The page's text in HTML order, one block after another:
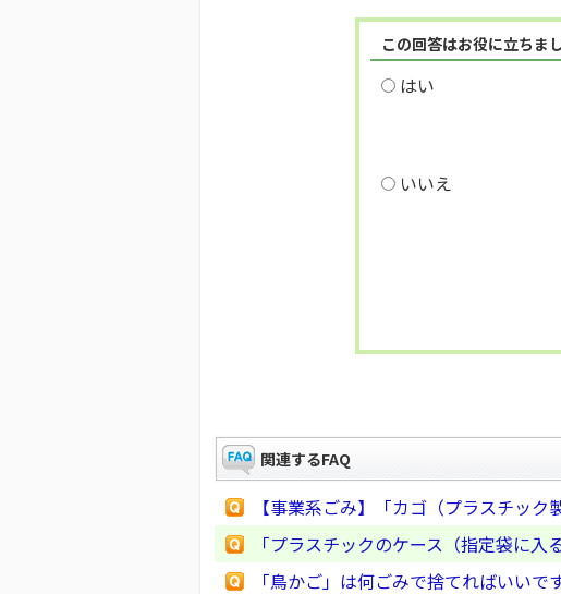
この回答はお役に立ちま
はい
いいえ
関連するFAQ
【事業系ごみ】「カゴ（プラスチッ
「プラスチックのケース（指定袋に
「鳥かご」は何ごみで捨てればいいで